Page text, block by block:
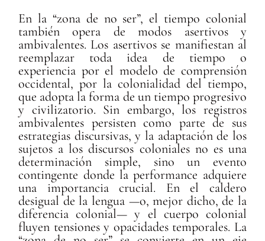
En la “zona de no ser”, el tiempo colonial
también opera de modos asertivos y
ambivalentes. Los asertivos se manifiestan al
reemplazar toda idea de tiempo o
experiencia por el modelo de comprensión
occidental, por la colonialidad del tiempo,
que adopta la forma de un tiempo progresivo
y civilizatorio. Sin embargo, los registros
ambivalentes persisten como parte de sus
estrategias discursivas, y la adaptación de los
sujetos a los discursos coloniales no es una
determinación simple, sino un evento
contingente donde la performance adquiere
una importancia crucial. En el caldero
desigual de la lengua —o, mejor dicho, de la
diferencia colonial— y el cuerpo colonial
fluyen tensiones y opacidades temporales. La